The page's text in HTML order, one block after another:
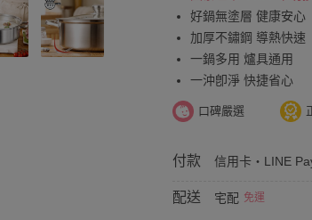
好鍋無塗層 健康安心
加厚不鏽鋼 導熱快速
一鍋多用 爐具通用
一沖卽淨 快捷省心
口碑嚴選
付款 信用卡・LINE
配送 宅配 免運